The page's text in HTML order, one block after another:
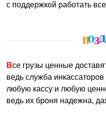
с поддержкой работать
Все грузы ценные
ведь служба инкассаторов
любую кассу и любую
ведь их броня надежна,